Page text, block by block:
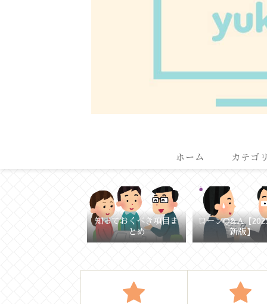
ホーム カテゴ
知っておくべき項目ま
とめ
ローンQ&A【
新版】